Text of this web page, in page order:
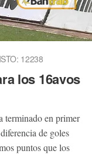
12238
los 16avos
terminado en primer
de goles
puntos que los